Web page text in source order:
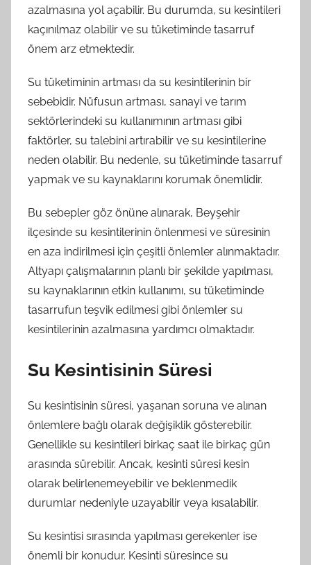
azalmasına yol açabilir. Bu durumda, su kesintileri
kaçınılmaz olabilir ve su tüketiminde tasarruf
önem arz etmektedir.
Su tüketiminin artması da su kesintilerinin bir
sebebidir. Nüfusun artması, sanayi ve tarım
sektörlerindeki su kullanımının artması gibi
faktörler, su talebini artırabilir ve su kesintilerine
neden olabilir. Bu nedenle, su tüketiminde tasarruf
yapmak ve su kaynaklarını korumak önemlidir.
Bu sebepler göz önüne alınarak, Beyşehir
ilçesinde su kesintilerinin önlenmesi ve süresinin
en aza indirilmesi için çeşitli önlemler alınmaktadır.
Altyapı çalışmalarının planlı bir şekilde yapılması,
su kaynaklarının etkin kullanımı, su tüketiminde
tasarrufun teşvik edilmesi gibi önlemler su
kesintilerinin azalmasına yardımcı olmaktadır.
Su Kesintisinin Süresi
Su kesintisinin süresi, yaşanan soruna ve alınan
önlemlere bağlı olarak değişiklik gösterebilir.
Genellikle su kesintileri birkaç saat ile birkaç gün
arasında sürebilir. Ancak, kesinti süresi kesin
olarak belirlenemeyebilir ve beklenmedik
durumlar nedeniyle uzayabilir veya kısalabilir.
Su kesintisi sırasında yapılması gerekenler ise
önemli bir konudur. Kesinti süresince su